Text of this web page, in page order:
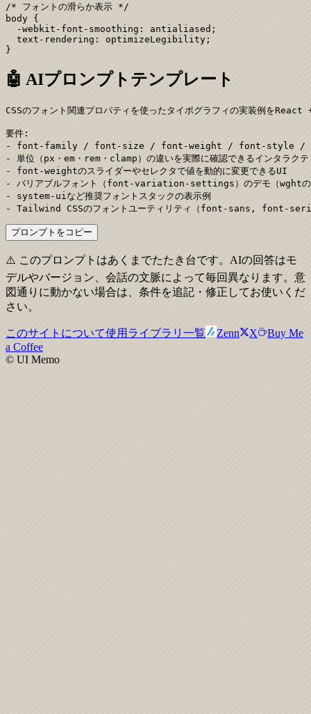
/* フォントの滑らか表示 */
body {
  -webkit-font-smoothing: antialiased;
  text-rendering: optimizeLegibility;
}
🤖 AIプロンプトテンプレート
CSSのフォント関連プロパティを使ったタイポグラフィの実装例を
要件:
- font-family / font-size / font-weight / font-style / font-
- 単位（px・em・rem・clamp）の違いを実際に確認できるインタラクテ
- font-weightのスライダーやセレクタで値を動的に変更できるUI
- バリアブルフォント（font-variation-settings）のデモ（wghtの
- system-uiなど推奨フォントスタックの表示例
- Tailwind CSSのフォントユーティリティ（font-sans, font-serif
プロンプトをコピー
⚠️ このプロンプトはあくまでたたき台です。AIの回答はモ
デルやバージョン、会話の文脈によって毎回異なります。意
図通りに動かない場合は、条件を追記・修正してお使いくだ
さい。
このサイトについて使用ライブラリ一覧 Zenn X
Buy Me
a Coffee
© UI Memo